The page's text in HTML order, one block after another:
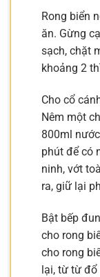
Rong biển
ăn. Gừng
sạch, chặt
khoảng 2
Cho cổ
Nêm một
800ml
phút để có
ninh, vớt
ra, giữ lại
Bật bếp
cho rong
cho rong
lại, từ từ đổ